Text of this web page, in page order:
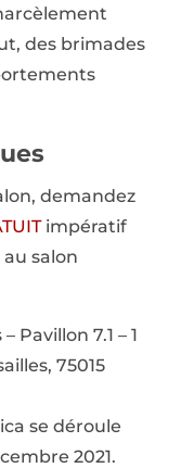
des brimades
demandez
impératif
salon
Pavillon 7.1 – 1
75015
se déroule
2021.